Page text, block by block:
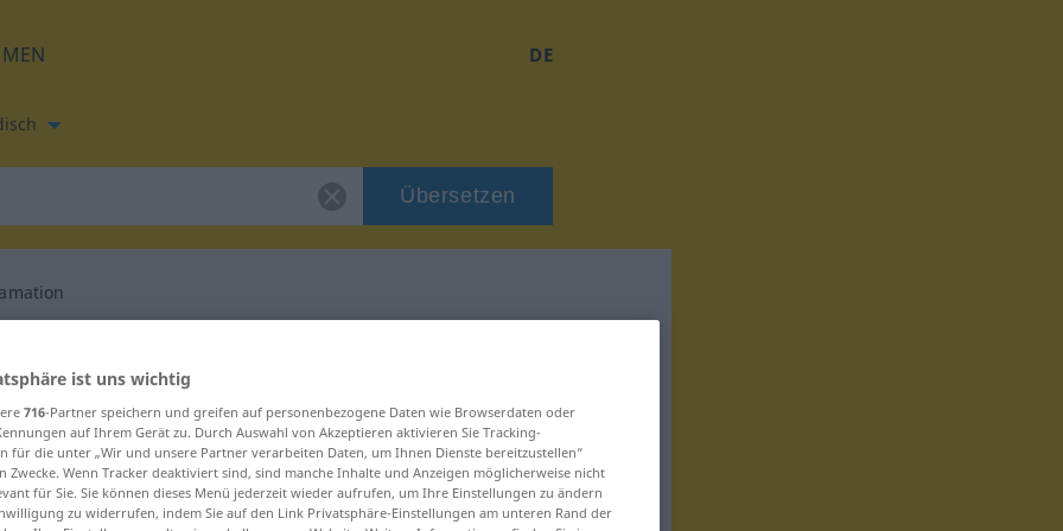
DE
Übersetzen
für "Proklamation"
weiblich
ist uns wichtig
716-Partner speichern und greifen auf personenbezogene Daten wie Browserdaten oder
auf Ihrem Gerät zu. Durch Auswahl von Akzeptieren aktivieren Sie Tracking-
für die unter „Wir und unsere Partner verarbeiten Daten, um Ihnen Dienste bereitzustellen“
Zwecke. Wenn Tracker deaktiviert sind, sind manche Inhalte und Anzeigen möglicherweise nicht
für Sie. Sie können dieses Menü jederzeit wieder aufrufen, um Ihre Einstellungen zu ändern
zu widerrufen, indem Sie auf den Link Privatsphäre-Einstellungen am unteren Rand der